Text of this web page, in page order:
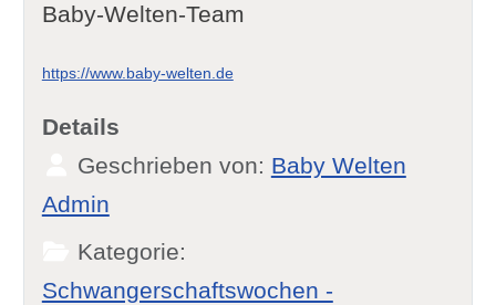
Baby-Welten-Team
https://www.baby-welten.de
Details
Geschrieben von: Baby Welten
Admin
Kategorie:
Schwangerschaftswochen -